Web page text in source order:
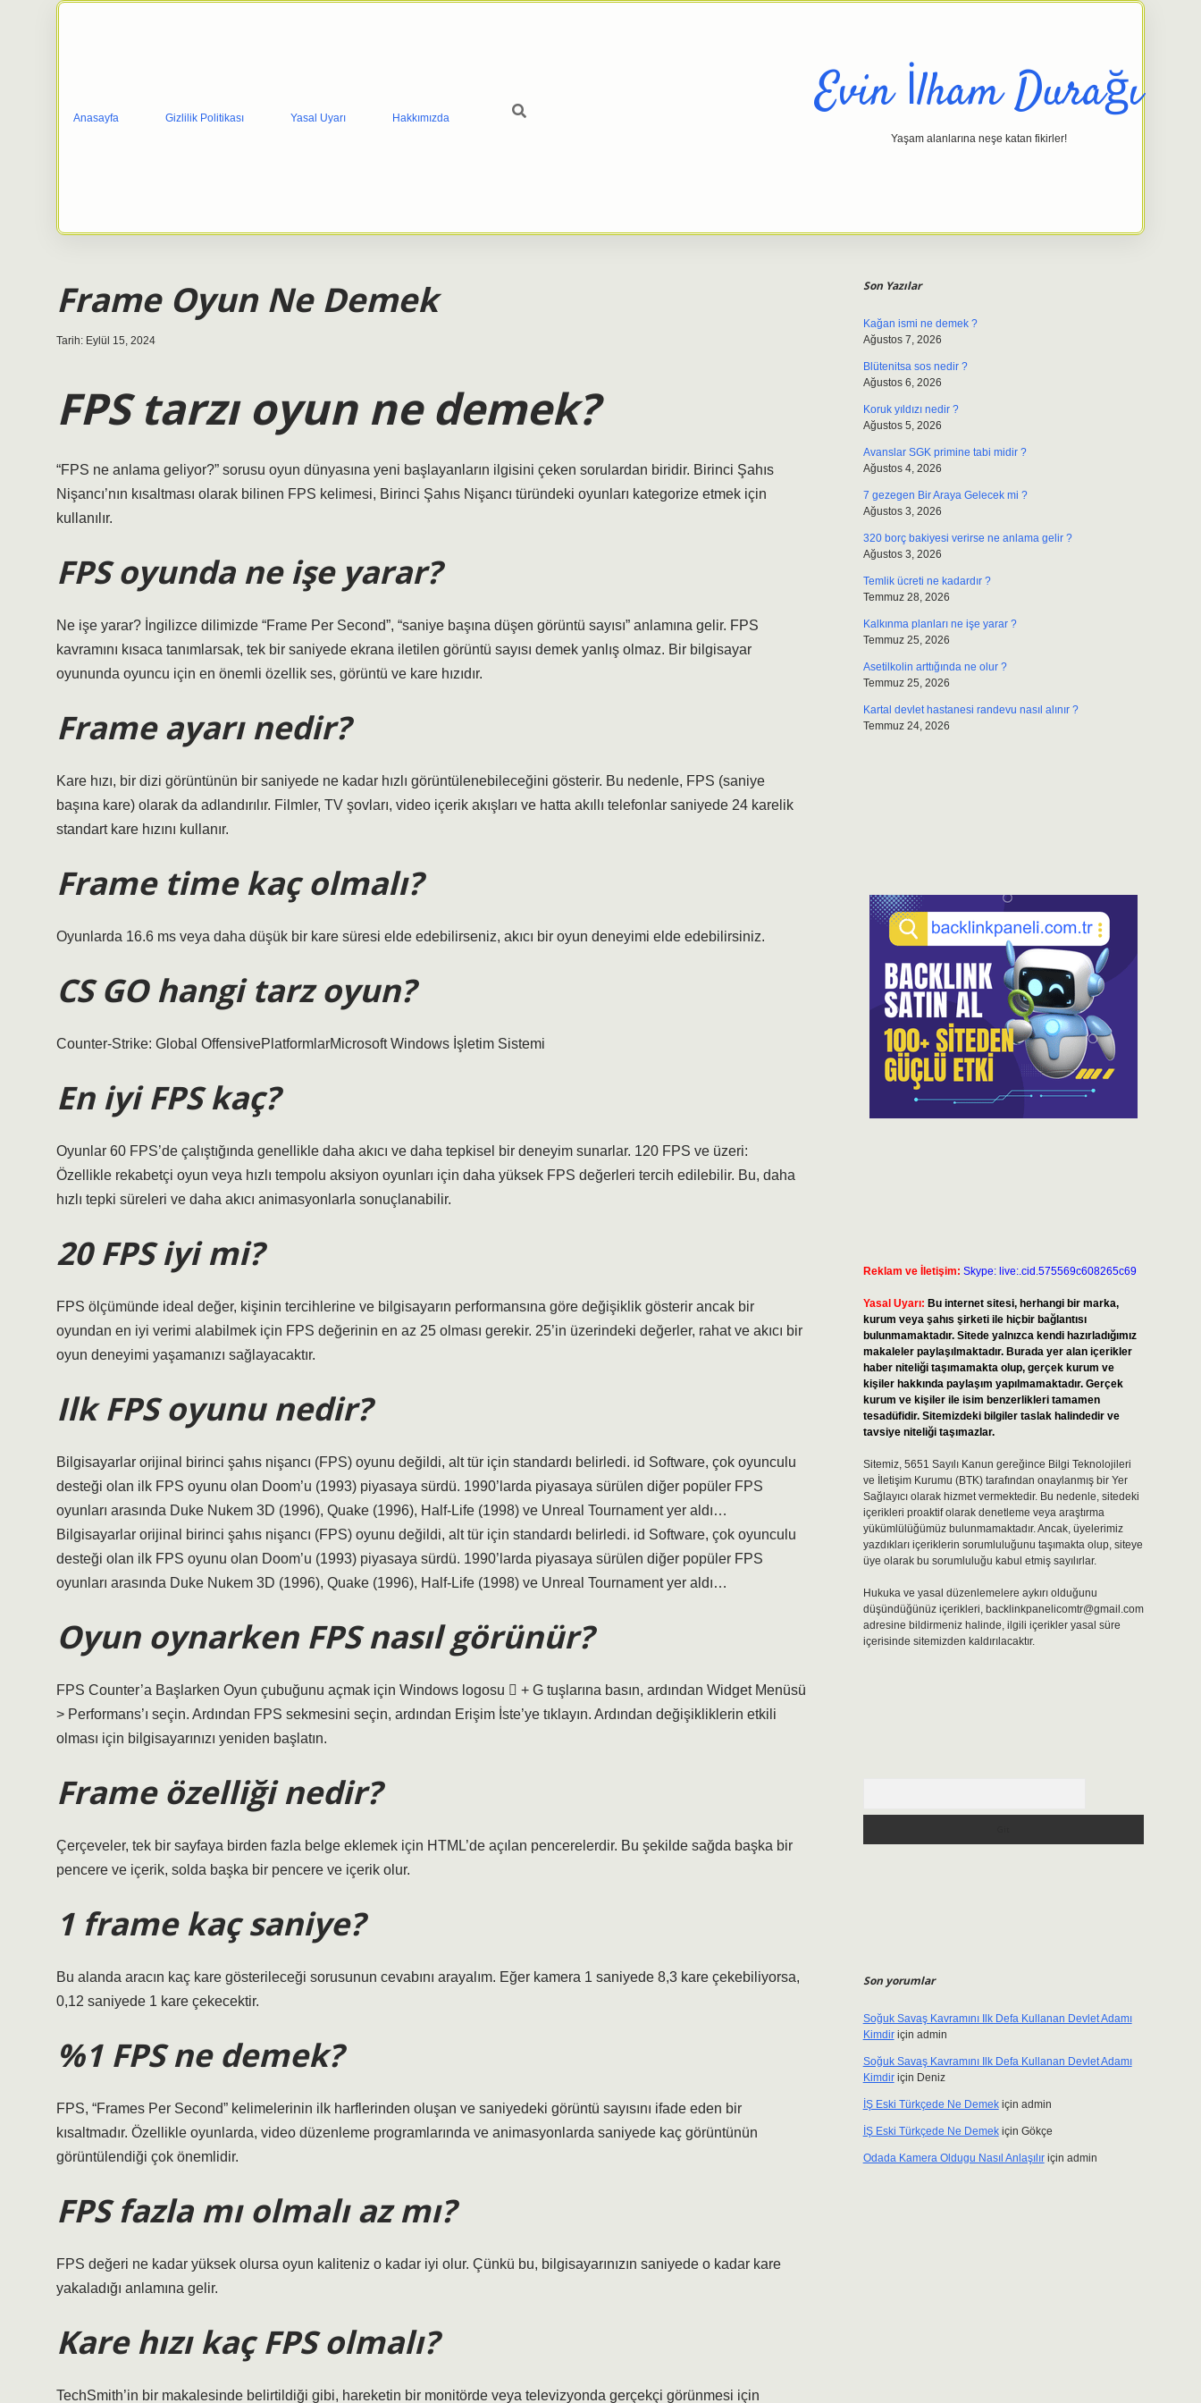
Anasayfa Gizlilik Politikası Yasal Uyarı Hakkımızda Evin İlham Durağı
Yaşam alanlarına neşe katan fikirler!
Frame Oyun Ne Demek
Tarih: Eylül 15, 2024
FPS tarzı oyun ne demek?
“FPS ne anlama geliyor?” sorusu oyun dünyasına yeni başlayanların ilgisini çeken sorulardan biridir. Birinci Şahıs
Nişancı’nın kısaltması olarak bilinen FPS kelimesi, Birinci Şahıs Nişancı türündeki oyunları kategorize etmek için
kullanılır.
FPS oyunda ne işe yarar?
Ne işe yarar? İngilizce dilimizde “Frame Per Second”, “saniye başına düşen görüntü sayısı” anlamına gelir. FPS
kavramını kısaca tanımlarsak, tek bir saniyede ekrana iletilen görüntü sayısı demek yanlış olmaz. Bir bilgisayar
oyununda oyuncu için en önemli özellik ses, görüntü ve kare hızıdır.
Frame ayarı nedir?
Kare hızı, bir dizi görüntünün bir saniyede ne kadar hızlı görüntülenebileceğini gösterir. Bu nedenle, FPS (saniye
başına kare) olarak da adlandırılır. Filmler, TV şovları, video içerik akışları ve hatta akıllı telefonlar saniyede 24 karelik
standart kare hızını kullanır.
Frame time kaç olmalı?
Oyunlarda 16.6 ms veya daha düşük bir kare süresi elde edebilirseniz, akıcı bir oyun deneyimi elde edebilirsiniz.
CS GO hangi tarz oyun?
Counter-Strike: Global OffensivePlatformlarMicrosoft Windows İşletim Sistemi
En iyi FPS kaç?
Oyunlar 60 FPS’de çalıştığında genellikle daha akıcı ve daha tepkisel bir deneyim sunarlar. 120 FPS ve üzeri:
Özellikle rekabetçi oyun veya hızlı tempolu aksiyon oyunları için daha yüksek FPS değerleri tercih edilebilir. Bu, daha
hızlı tepki süreleri ve daha akıcı animasyonlarla sonuçlanabilir.
20 FPS iyi mi?
FPS ölçümünde ideal değer, kişinin tercihlerine ve bilgisayarın performansına göre değişiklik gösterir ancak bir
oyundan en iyi verimi alabilmek için FPS değerinin en az 25 olması gerekir. 25’in üzerindeki değerler, rahat ve akıcı bir
oyun deneyimi yaşamanızı sağlayacaktır.
Ilk FPS oyunu nedir?
Bilgisayarlar orijinal birinci şahıs nişancı (FPS) oyunu değildi, alt tür için standardı belirledi. id Software, çok oyunculu
desteği olan ilk FPS oyunu olan Doom’u (1993) piyasaya sürdü. 1990’larda piyasaya sürülen diğer popüler FPS
oyunları arasında Duke Nukem 3D (1996), Quake (1996), Half-Life (1998) ve Unreal Tournament yer aldı…
Bilgisayarlar orijinal birinci şahıs nişancı (FPS) oyunu değildi, alt tür için standardı belirledi. id Software, çok oyunculu
desteği olan ilk FPS oyunu olan Doom’u (1993) piyasaya sürdü. 1990’larda piyasaya sürülen diğer popüler FPS
oyunları arasında Duke Nukem 3D (1996), Quake (1996), Half-Life (1998) ve Unreal Tournament yer aldı…
Oyun oynarken FPS nasıl görünür?
FPS Counter’a Başlarken Oyun çubuğunu açmak için Windows logosu  + G tuşlarına basın, ardından Widget Menüsü
> Performans’ı seçin. Ardından FPS sekmesini seçin, ardından Erişim İste’ye tıklayın. Ardından değişikliklerin etkili
olması için bilgisayarınızı yeniden başlatın.
Frame özelliği nedir?
Çerçeveler, tek bir sayfaya birden fazla belge eklemek için HTML’de açılan pencerelerdir. Bu şekilde sağda başka bir
pencere ve içerik, solda başka bir pencere ve içerik olur.
1 frame kaç saniye?
Bu alanda aracın kaç kare gösterileceği sorusunun cevabını arayalım. Eğer kamera 1 saniyede 8,3 kare çekebiliyorsa,
0,12 saniyede 1 kare çekecektir.
%1 FPS ne demek?
FPS, “Frames Per Second” kelimelerinin ilk harflerinden oluşan ve saniyedeki görüntü sayısını ifade eden bir
kısaltmadır. Özellikle oyunlarda, video düzenleme programlarında ve animasyonlarda saniyede kaç görüntünün
görüntülendiği çok önemlidir.
FPS fazla mı olmalı az mı?
FPS değeri ne kadar yüksek olursa oyun kaliteniz o kadar iyi olur. Çünkü bu, bilgisayarınızın saniyede o kadar kare
yakaladığı anlamına gelir.
Kare hızı kaç FPS olmalı?
TechSmith’in bir makalesinde belirtildiği gibi, hareketin bir monitörde veya televizyonda gerçekçi görünmesi için
Son Yazılar
Kağan ismi ne demek ?
Ağustos 7, 2026
Blütenitsa sos nedir ?
Ağustos 6, 2026
Koruk yıldızı nedir ?
Ağustos 5, 2026
Avanslar SGK primine tabi midir ?
Ağustos 4, 2026
7 gezegen Bir Araya Gelecek mi ?
Ağustos 3, 2026
320 borç bakiyesi verirse ne anlama gelir ?
Ağustos 3, 2026
Temlik ücreti ne kadardır ?
Temmuz 28, 2026
Kalkınma planları ne işe yarar ?
Temmuz 25, 2026
Asetilkolin arttığında ne olur ?
Temmuz 25, 2026
Kartal devlet hastanesi randevu nasıl alınır ?
Temmuz 24, 2026
Reklam ve İletişim: Skype: live:.cid.575569c608265c69
Yasal Uyarı: Bu internet sitesi, herhangi bir marka,
kurum veya şahıs şirketi ile hiçbir bağlantısı
bulunmamaktadır. Sitede yalnızca kendi hazırladığımız
makaleler paylaşılmaktadır. Burada yer alan içerikler
haber niteliği taşımamakta olup, gerçek kurum ve
kişiler hakkında paylaşım yapılmamaktadır. Gerçek
kurum ve kişiler ile isim benzerlikleri tamamen
tesadüfidir. Sitemizdeki bilgiler taslak halindedir ve
tavsiye niteliği taşımazlar.
Sitemiz, 5651 Sayılı Kanun gereğince Bilgi Teknolojileri
ve İletişim Kurumu (BTK) tarafından onaylanmış bir Yer
Sağlayıcı olarak hizmet vermektedir. Bu nedenle, sitedeki
içerikleri proaktif olarak denetleme veya araştırma
yükümlülüğümüz bulunmamaktadır. Ancak, üyelerimiz
yazdıkları içeriklerin sorumluluğunu taşımakta olup, siteye
üye olarak bu sorumluluğu kabul etmiş sayılırlar.
Hukuka ve yasal düzenlemelere aykırı olduğunu
düşündüğünüz içerikleri, backlinkpanelicomtr@gmail.com
adresine bildirmeniz halinde, ilgili içerikler yasal süre
içerisinde sitemizden kaldırılacaktır.
Son yorumlar
Soğuk Savaş Kavramını Ilk Defa Kullanan Devlet Adamı
Kimdiriçin admin
Soğuk Savaş Kavramını Ilk Defa Kullanan Devlet Adamı
Kimdiriçin Deniz
İŞ Eski Türkçede Ne Demekiçin admin
İŞ Eski Türkçede Ne Demekiçin Gökçe
Odada Kamera Oldugu Nasıl Anlaşılıriçin admin